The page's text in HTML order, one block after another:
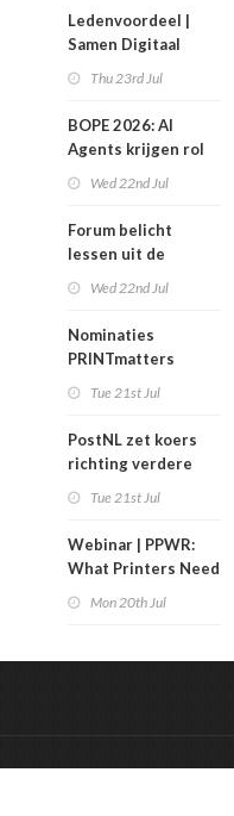
webinar
overzichtelijk op
Ledenvoordeel |
Samen Digitaal
Thu 23rd Jul
BOPE 2026: AI
Agents krijgen rol
Wed 22nd Jul
Forum belicht
lessen uit de
carrièreswitches
Wed 22nd Jul
Nominaties
PRINTmatters
Tue 21st Jul
PostNL zet koers
richting verdere
en hun klanten
betalen de rekening
Tue 21st Jul
Webinar | PPWR:
What Printers Need
Mon 20th Jul